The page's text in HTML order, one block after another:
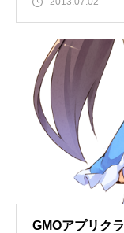
GMOアプリク